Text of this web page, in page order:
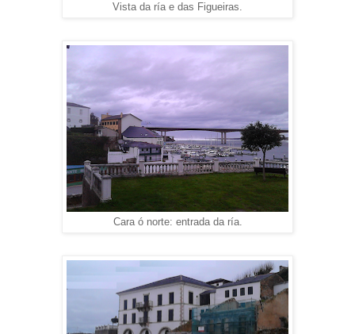
Vista da ría e das Figueiras.
Cara ó norte: entrada da ría.